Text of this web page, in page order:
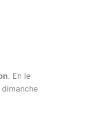
. En le